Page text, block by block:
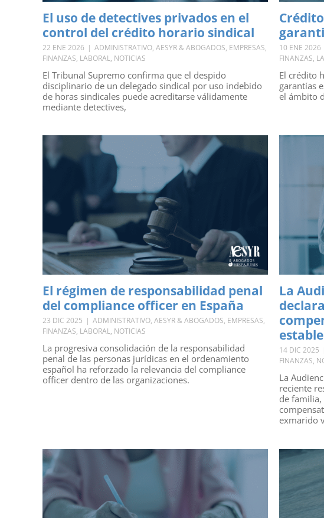
El uso de detectives privados en el
control del crédito horario sindical
22 ENE 2026 | ADMINISTRATIVO, AESYR & ABOGADOS, EMPRESAS,
FINANZAS, LABORAL, NOTICIAS
El Tribunal Supremo confirma que el despido
disciplinario de un delegado sindical por uso indebido
de horas sindicales puede acreditarse válidamente
mediante detectives,
10 ENE 2026
FINANZAS,
El crédito
garantías
el ámbito
El régimen de responsabilidad penal
del compliance officer en España
23 DIC 2025 | ADMINISTRATIVO, AESYR & ABOGADOS, EMPRESAS,
FINANZAS, LABORAL, NOTICIAS
La progresiva consolidación de la responsabilidad
penal de las personas jurídicas en el ordenamiento
español ha reforzado la relevancia del compliance
officer dentro de las organizaciones.
La
14 DIC 2025
FINANZAS,
La
reciente
de
exmarido